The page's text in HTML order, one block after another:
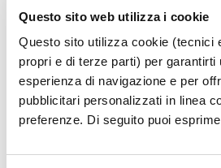
Questo sito web utilizza i cookie
Questo sito utilizza cookie (tecnici
propri e di terze parti) per garantirti
esperienza di navigazione e per
pubblicitari personalizzati in linea
preferenze. Di seguito puoi
Anno 2025
Anno 2024
Anno 2023